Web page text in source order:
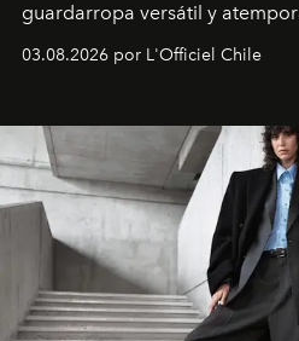
guardarropa versátil y
lanzamiento, los fundadores
la asesora creativa y jefa de
y la filosofía detrás de la
03.08.2026 por L'Officiel Chile